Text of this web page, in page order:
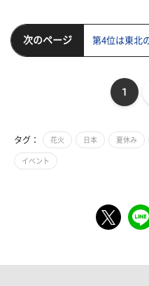
次のページ 第4位は東北
1
タグ： 花火 日本 夏休み
イベント